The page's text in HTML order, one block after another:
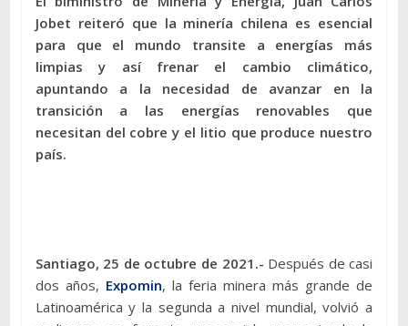
Jobet reiteró que la minería chilena es esencial
para que el mundo transite a energías más
limpias y así frenar el cambio climático,
apuntando a la necesidad de avanzar en la
transición a las energías renovables que
necesitan del cobre y el litio que produce nuestro
país.
Santiago, 25 de octubre de 2021.- Después de casi
dos años, Expomin, la feria minera más grande de
Latinoamérica y la segunda a nivel mundial, volvió a